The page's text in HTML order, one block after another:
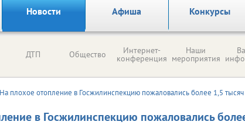
Новости Афиша Конкурсы
ДТП Общество Интернет-
конференция
Наши
мероприятия
На плохое отопление в Госжилинспекцию пожаловались более 1,5 тысяч
в Госжилинспекцию пожаловались